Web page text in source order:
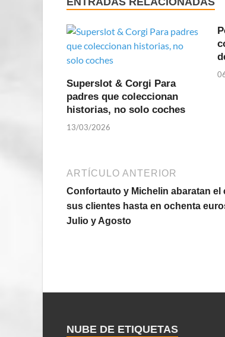
Superslot & Corgi Para
padres que coleccionan
historias, no solo coches
13/03/2026
ARTÍCULO ANTERIOR
Confortauto y Michelin abaratan el
sus clientes hasta en ochenta
Julio y Agosto
NUBE DE ETIQUETAS